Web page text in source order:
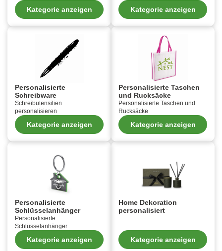
Kategorie anzeigen Kategorie anzeigen
Personalisierte
Schreibware
Schreibutensilien
personalisieren
Kategorie anzeigen
Personalisierte Taschen
und Rucksäcke
Personalisierte Taschen und
Rucksäcke
Kategorie anzeigen
Personalisierte
Schlüsselanhänger
Personalisierte
Schlüsselanhänger
Kategorie anzeigen
Home Dekoration
personalisiert
Kategorie anzeigen